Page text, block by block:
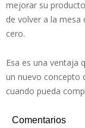
mejorar su
de volver a la mesa
cero.
Esa es una ventaja
un nuevo concepto
cuando pueda
Comentarios